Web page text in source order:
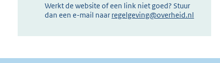
Werkt de website of een link niet goed? Stuur
dan een e-mail naar regelgeving@overheid.nl